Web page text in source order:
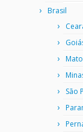
Brasil
São